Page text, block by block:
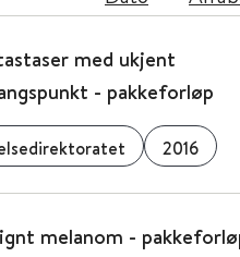
med ukjent
- pakkeforløp
2016
melanom -